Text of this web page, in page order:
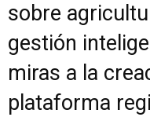
sobre
gestión
miras a la
plataforma